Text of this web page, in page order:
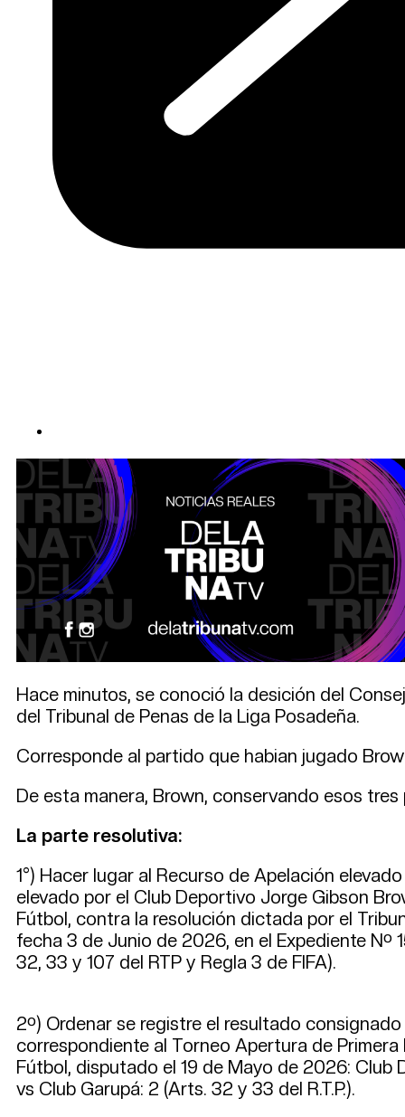
Hace minutos, se conoció la desición del
del Tribunal de Penas de la Liga Posadeña.
Corresponde al partido que habian jugado
De esta manera, Brown, conservando esos
La parte resolutiva:
1°) Hacer lugar al Recurso de Apelación
elevado por el Club Deportivo Jorge Gibson
Fútbol, contra la resolución dictada por el
fecha 3 de Junio de 2026, en el Expediente Nº
32, 33 y 107 del RTP y Regla 3 de FIFA).
2º) Ordenar se registre el resultado
correspondiente al Torneo Apertura de
Fútbol, disputado el 19 de Mayo de 2026: Club
vs Club Garupá: 2 (Arts. 32 y 33 del R.T.P.).